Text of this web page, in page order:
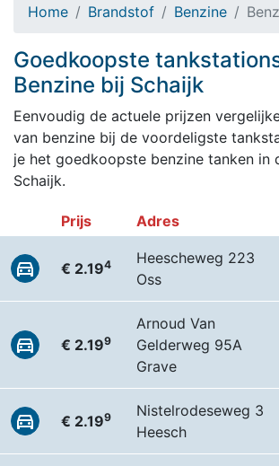
Home Brandstof Benzine
Goedkoopste
Benzine bij Schaijk
Eenvoudig de actuele prijzen
van benzine bij de voordeligste
je het goedkoopste benzine tanken in
Schaijk.
Prijs Adres
€ 2.194
Heescheweg 223
Oss
€ 2.199
Arnoud Van
Gelderweg 95A
Grave
€ 2.199
Nistelrodeseweg 3
Heesch